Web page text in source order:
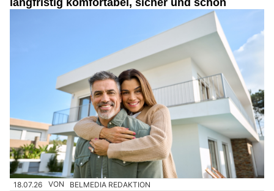
langfristig komfortabel, sicher und schön
18.07.26 VON BELMEDIA REDAKTION